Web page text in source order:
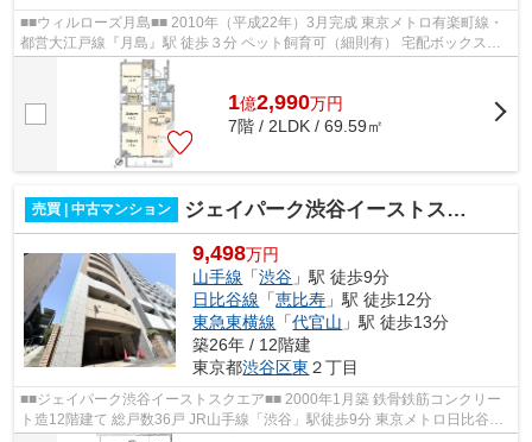
■■ウィルローズ月島■■ 2010年（平成22年）3月完成 東京メトロ有楽町線・
都営大江戸線『月島』駅 徒歩３分 ペット飼育可（細則有） 宅配ボックスあ
り 【周辺環境】 ダイエー月島店...
1億2,990万円
7階 / 2LDK / 69.59㎡
売買 | 中古マンション ジェイパーク渋谷イーストスクエア
9,498万円
山手線 「渋谷 」駅 徒歩9分
日比谷線 「恵比寿 」駅 徒歩12分
東急東横線 「代官山 」駅 徒歩13分
築26年 / 12階建
東京都渋谷区東 ２丁目
■■ジェイパーク渋谷イーストスクエア■■ 2000年1月築 鉄骨鉄筋コンクリー
ト造12階建て 総戸数36戸 JR山手線「渋谷」駅徒歩9分 東京メトロ日比谷線